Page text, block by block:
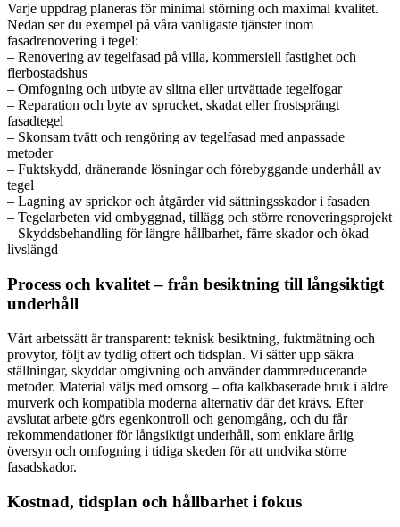
Varje uppdrag planeras för minimal störning och maximal kvalitet.
Nedan ser du exempel på våra vanligaste tjänster inom
fasadrenovering i tegel:
– Renovering av tegelfasad på villa, kommersiell fastighet och
flerbostadshus
– Omfogning och utbyte av slitna eller urtvättade tegelfogar
– Reparation och byte av sprucket, skadat eller frostsprängt
fasadtegel
– Skonsam tvätt och rengöring av tegelfasad med anpassade
metoder
– Fuktskydd, dränerande lösningar och förebyggande underhåll av
tegel
– Lagning av sprickor och åtgärder vid sättningsskador i fasaden
– Tegelarbeten vid ombyggnad, tillägg och större renoveringsprojekt
– Skyddsbehandling för längre hållbarhet, färre skador och ökad
livslängd
Process och kvalitet – från besiktning till långsiktigt
underhåll
Vårt arbetssätt är transparent: teknisk besiktning, fuktmätning och
provytor, följt av tydlig offert och tidsplan. Vi sätter upp säkra
ställningar, skyddar omgivning och använder dammreducerande
metoder. Material väljs med omsorg – ofta kalkbaserade bruk i äldre
murverk och kompatibla moderna alternativ där det krävs. Efter
avslutat arbete görs egenkontroll och genomgång, och du får
rekommendationer för långsiktigt underhåll, som enklare årlig
översyn och omfogning i tidiga skeden för att undvika större
fasadskador.
Kostnad, tidsplan och hållbarhet i fokus